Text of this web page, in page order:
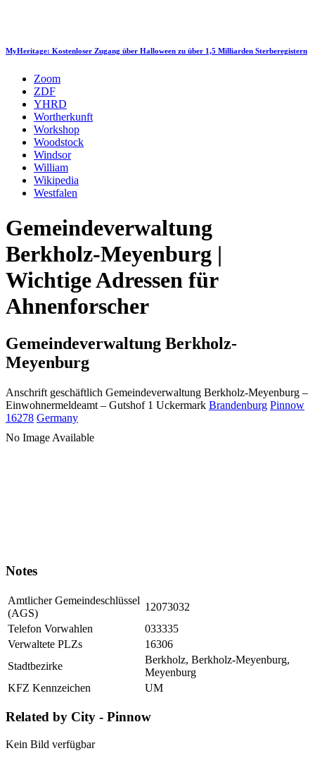
MyHeritage: Kostenloser Zugang über Halloween zu über 1,5 Milliarden Sterberegistern
Zoom
ZDF
YHRD
Wortherkunft
Workshop
Woodstock
Windsor
William
Wikipedia
Westfalen
Gemeindeverwaltung
Berkholz-Meyenburg |
Wichtige Adressen für
Ahnenforscher
Gemeindeverwaltung Berkholz-
Meyenburg
Anschrift geschäftlich Gemeindeverwaltung Berkholz-Meyenburg –
Einwohnermeldeamt – Gutshof 1 Uckermark Brandenburg Pinnow
16278 Germany
No Image Available
Notes
Amtlicher Gemeindeschlüssel
(AGS)
12073032
Telefon Vorwahlen
033335
Verwaltete PLZs
16306
Stadtbezirke
Berkholz, Berkholz-Meyenburg,
Meyenburg
KFZ Kennzeichen
UM
Related by City - Pinnow
Kein Bild verfügbar